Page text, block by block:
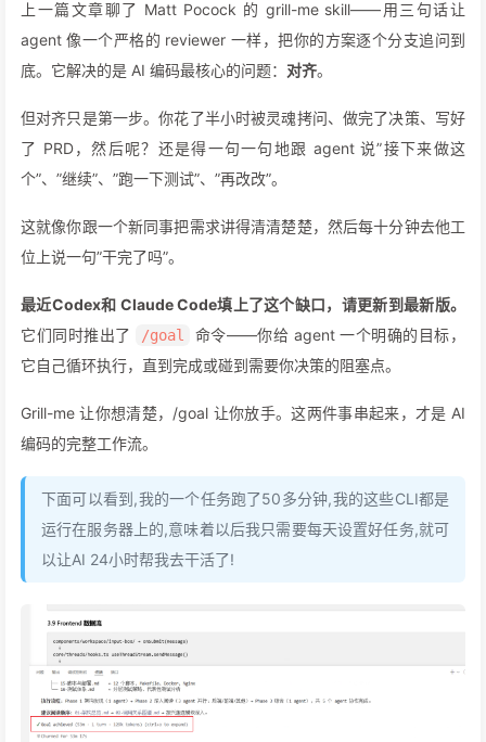
上一篇文章聊了 Matt Pocock 的 grill-me skill——用三句话让
agent 像一个严格的 reviewer 一样，把你的方案逐个分支追问到
底。它解决的是 AI 编码最核心的问题： 对齐。
但对齐只是第一步。你花了半小时被灵魂拷问、做完了决策、写好
了 PRD，然后呢？还是得一句一句地跟 agent 说”接下来做这
个”、”继续”、”跑一下测试”、”再改改”。
这就像你跟一个新同事把需求讲得清清楚楚，然后每十分钟去他工
位上说一句”干完了吗”。
最近Codex和 Claude Code填上了这个缺口，请更新到最新版。
它们同时推出了
/goal
命令——你给 agent 一个明确的目标，
它自己循环执行，直到完成或碰到需要你决策的阻塞点。
Grill-me 让你想清楚，/goal 让你放手。这两件事串起来，才是 AI
编码的完整工作流。
下面可以看到,我的一个任务跑了50多分钟,我的这些CLI都是
运行在服务器上的,意味着以后我只需要每天设置好任务,就可
以让AI 24小时帮我去干活了!